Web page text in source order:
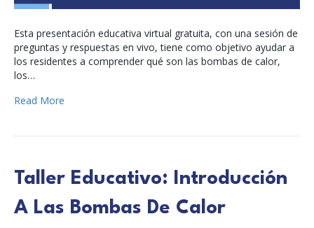
Esta presentación educativa virtual gratuita, con una sesión de
preguntas y respuestas en vivo, tiene como objetivo ayudar a
los residentes a comprender qué son las bombas de calor,
los…
Read More
Taller Educativo: Introducción
A Las Bombas De Calor